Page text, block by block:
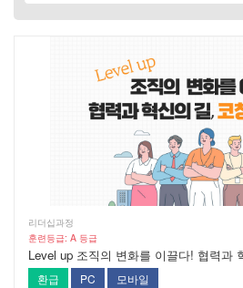
리더십과정
훈련등급: A 등급
Level up 조직의 변화를 이끌다! 협력과
환급 PC
모바일